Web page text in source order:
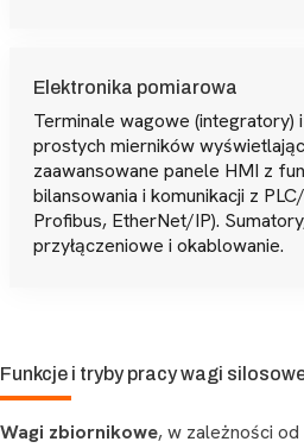
Elektronika pomiarowa
Terminale wagowe (integratory)
prostych mierników
zaawansowane panele HMI z
bilansowania i komunikacji z
Profibus, EtherNet/IP).
przyłączeniowe i okablowanie.
Funkcje i tryby pracy wagi
Wagi zbiornikowe, w zależności